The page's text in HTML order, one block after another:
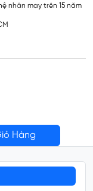
nhân may trên 15 năm
Hàng